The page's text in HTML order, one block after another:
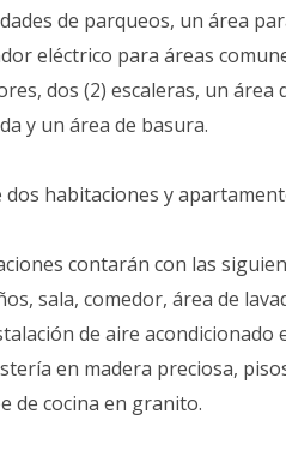
de parqueos, un área
eléctrico para áreas
dos (2) escaleras, un
y un área de basura.
habitaciones y
contarán con las
sala, comedor, área de
de aire
en madera preciosa,
de cocina en granito.